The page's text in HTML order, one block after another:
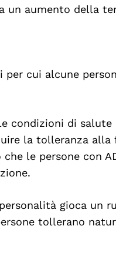
un aumento della
per cui alcune
condizioni di salute
la tolleranza
le persone con
gioca un
tollerano